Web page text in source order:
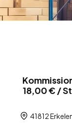
18,00 € /
41812